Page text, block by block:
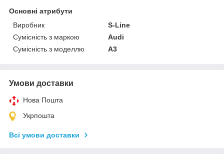
Основні атрибути
Виробник
S-Line
Сумісність з маркою
Audi
Сумісність з моделлю
A3
Умови доставки
Нова Пошта
Укрпошта
Всі умови доставки